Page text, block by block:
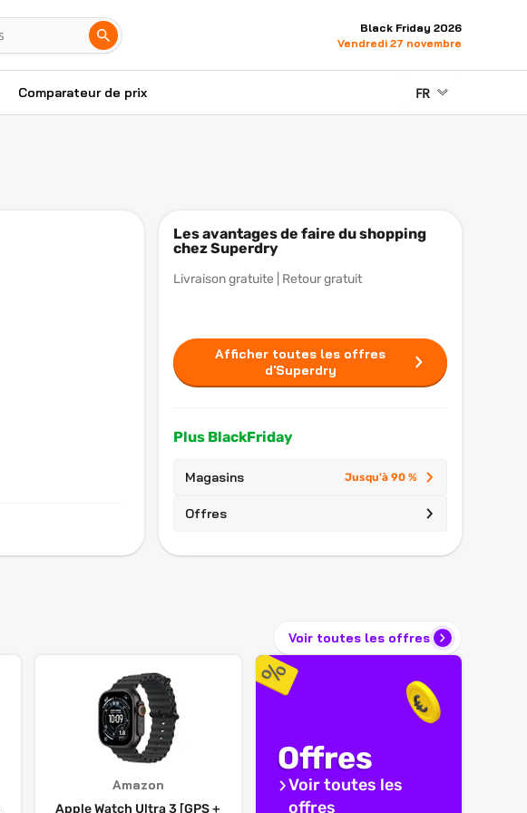
Black Friday 2026
Vendredi 27 novembre
Comparateur de prix FR
Les avantages de faire du shopping
chez Superdry
Livraison gratuite | Retour gratuit
Afficher toutes les offres
d'Superdry
Plus BlackFriday
Magasins Jusqu'à 90 %
Offres
Voir toutes les offres
Amazon
Apple Watch Ultra 3 [GPS +
Offres
Voir toutes les
offres